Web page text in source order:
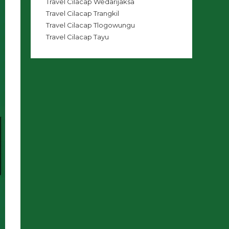
Travel Cilacap Trangkil
Travel Cilacap Tlogowungu
Travel Cilacap Tayu